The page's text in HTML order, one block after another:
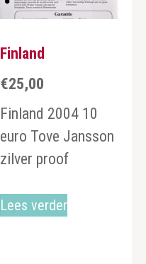
Finland
€25,00
Finland 2004 10
euro Tove Jansson
zilver proof
Lees verder